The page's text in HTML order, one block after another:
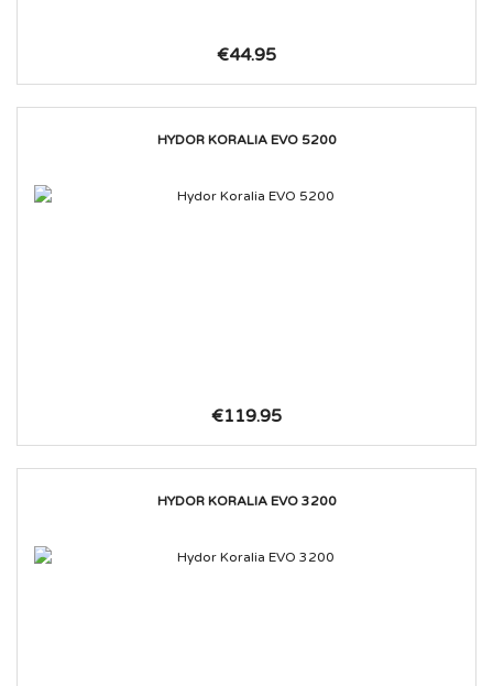
€44.95
HYDOR KORALIA EVO 5200
€119.95
HYDOR KORALIA EVO 3200